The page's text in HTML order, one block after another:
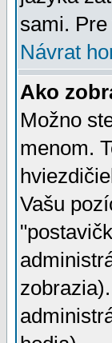
sami.
Návrat
Ako
Možno
menom.
Vašu